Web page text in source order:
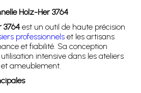
Holz-Her 3764
3764 est un outil de haute précision
professionnels et les artisans
et fiabilité. Sa conception
intensive dans les ateliers
et ameublement.